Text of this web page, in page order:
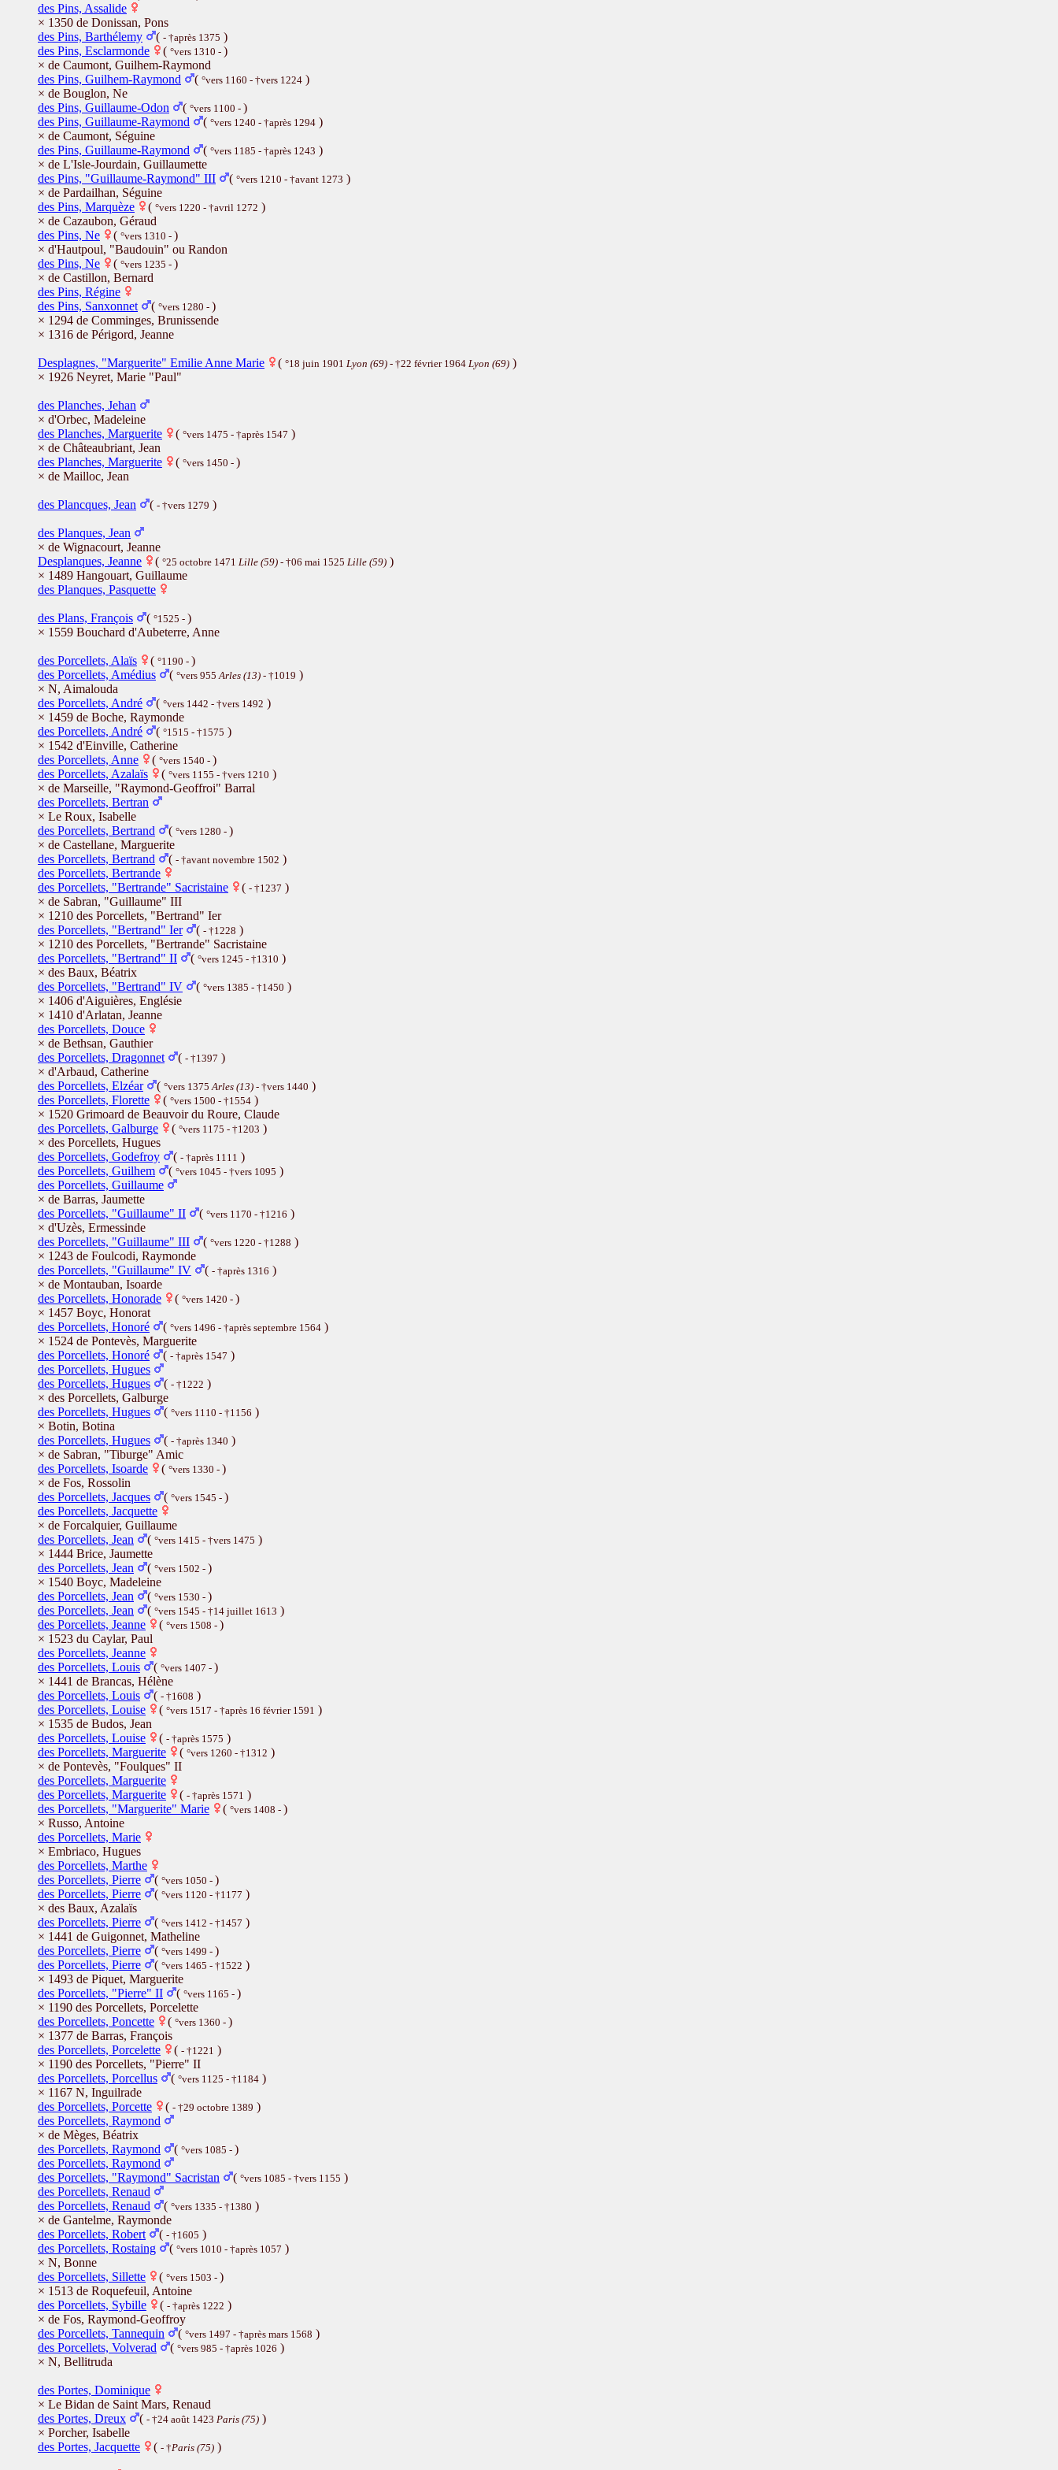
des Pins, Assalide
× 1350 de Donissan, Pons
des Pins, Barthélemy
( - †après 1375 )
des Pins, Esclarmonde
( °vers 1310 - )
× de Caumont, Guilhem-Raymond
des Pins, Guilhem-Raymond
( °vers 1160 - †vers 1224 )
× de Bouglon, Ne
des Pins, Guillaume-Odon
( °vers 1100 - )
des Pins, Guillaume-Raymond
( °vers 1240 - †après 1294 )
× de Caumont, Séguine
des Pins, Guillaume-Raymond
( °vers 1185 - †après 1243 )
× de L'Isle-Jourdain, Guillaumette
des Pins, "Guillaume-Raymond" III
( °vers 1210 - †avant 1273 )
× de Pardailhan, Séguine
des Pins, Marquèze
( °vers 1220 - †avril 1272 )
× de Cazaubon, Géraud
des Pins, Ne
( °vers 1310 - )
× d'Hautpoul, "Baudouin" ou Randon
des Pins, Ne
( °vers 1235 - )
× de Castillon, Bernard
des Pins, Régine
des Pins, Sanxonnet
( °vers 1280 - )
× 1294 de Comminges, Brunissende
× 1316 de Périgord, Jeanne
Desplagnes, "Marguerite" Emilie Anne Marie ( °18 juin 1901 Lyon (69) - †22 février 1964 Lyon (69) )
× 1926 Neyret, Marie "Paul"
des Planches, Jehan
× d'Orbec, Madeleine
des Planches, Marguerite
( °vers 1475 - †après 1547 )
× de Châteaubriant, Jean
des Planches, Marguerite
( °vers 1450 - )
× de Mailloc, Jean
des Plancques, Jean ( - †vers 1279 )
des Planques, Jean
× de Wignacourt, Jeanne
Desplanques, Jeanne
( °25 octobre 1471 Lille (59) - †06 mai 1525 Lille (59) )
× 1489 Hangouart, Guillaume
des Planques, Pasquette
des Plans, François ( °1525 - )
× 1559 Bouchard d'Aubeterre, Anne
des Porcellets, Alaïs ( °1190 - )
des Porcellets, Amédius
( °vers 955 Arles (13) - †1019 )
× N, Aimalouda
des Porcellets, André
( °vers 1442 - †vers 1492 )
× 1459 de Boche, Raymonde
des Porcellets, André
( °1515 - †1575 )
× 1542 d'Einville, Catherine
des Porcellets, Anne
( °vers 1540 - )
des Porcellets, Azalaïs
( °vers 1155 - †vers 1210 )
× de Marseille, "Raymond-Geoffroi" Barral
des Porcellets, Bertran
× Le Roux, Isabelle
des Porcellets, Bertrand
( °vers 1280 - )
× de Castellane, Marguerite
des Porcellets, Bertrand
( - †avant novembre 1502 )
des Porcellets, Bertrande
des Porcellets, "Bertrande" Sacristaine
( - †1237 )
× de Sabran, "Guillaume" III
× 1210 des Porcellets, "Bertrand" Ier
des Porcellets, "Bertrand" Ier
( - †1228 )
× 1210 des Porcellets, "Bertrande" Sacristaine
des Porcellets, "Bertrand" II
( °vers 1245 - †1310 )
× des Baux, Béatrix
des Porcellets, "Bertrand" IV
( °vers 1385 - †1450 )
× 1406 d'Aiguières, Englésie
× 1410 d'Arlatan, Jeanne
des Porcellets, Douce
× de Bethsan, Gauthier
des Porcellets, Dragonnet
( - †1397 )
× d'Arbaud, Catherine
des Porcellets, Elzéar
( °vers 1375 Arles (13) - †vers 1440 )
des Porcellets, Florette
( °vers 1500 - †1554 )
× 1520 Grimoard de Beauvoir du Roure, Claude
des Porcellets, Galburge
( °vers 1175 - †1203 )
× des Porcellets, Hugues
des Porcellets, Godefroy
( - †après 1111 )
des Porcellets, Guilhem
( °vers 1045 - †vers 1095 )
des Porcellets, Guillaume
× de Barras, Jaumette
des Porcellets, "Guillaume" II
( °vers 1170 - †1216 )
× d'Uzès, Ermessinde
des Porcellets, "Guillaume" III
( °vers 1220 - †1288 )
× 1243 de Foulcodi, Raymonde
des Porcellets, "Guillaume" IV
( - †après 1316 )
× de Montauban, Isoarde
des Porcellets, Honorade
( °vers 1420 - )
× 1457 Boyc, Honorat
des Porcellets, Honoré
( °vers 1496 - †après septembre 1564 )
× 1524 de Pontevès, Marguerite
des Porcellets, Honoré
( - †après 1547 )
des Porcellets, Hugues
des Porcellets, Hugues
( - †1222 )
× des Porcellets, Galburge
des Porcellets, Hugues
( °vers 1110 - †1156 )
× Botin, Botina
des Porcellets, Hugues
( - †après 1340 )
× de Sabran, "Tiburge" Amic
des Porcellets, Isoarde
( °vers 1330 - )
× de Fos, Rossolin
des Porcellets, Jacques
( °vers 1545 - )
des Porcellets, Jacquette
× de Forcalquier, Guillaume
des Porcellets, Jean
( °vers 1415 - †vers 1475 )
× 1444 Brice, Jaumette
des Porcellets, Jean
( °vers 1502 - )
× 1540 Boyc, Madeleine
des Porcellets, Jean
( °vers 1530 - )
des Porcellets, Jean
( °vers 1545 - †14 juillet 1613 )
des Porcellets, Jeanne
( °vers 1508 - )
× 1523 du Caylar, Paul
des Porcellets, Jeanne
des Porcellets, Louis
( °vers 1407 - )
× 1441 de Brancas, Hélène
des Porcellets, Louis
( - †1608 )
des Porcellets, Louise
( °vers 1517 - †après 16 février 1591 )
× 1535 de Budos, Jean
des Porcellets, Louise
( - †après 1575 )
des Porcellets, Marguerite
( °vers 1260 - †1312 )
× de Pontevès, "Foulques" II
des Porcellets, Marguerite
des Porcellets, Marguerite
( - †après 1571 )
des Porcellets, "Marguerite" Marie
( °vers 1408 - )
× Russo, Antoine
des Porcellets, Marie
× Embriaco, Hugues
des Porcellets, Marthe
des Porcellets, Pierre
( °vers 1050 - )
des Porcellets, Pierre
( °vers 1120 - †1177 )
× des Baux, Azalaïs
des Porcellets, Pierre
( °vers 1412 - †1457 )
× 1441 de Guigonnet, Matheline
des Porcellets, Pierre
( °vers 1499 - )
des Porcellets, Pierre
( °vers 1465 - †1522 )
× 1493 de Piquet, Marguerite
des Porcellets, "Pierre" II
( °vers 1165 - )
× 1190 des Porcellets, Porcelette
des Porcellets, Poncette
( °vers 1360 - )
× 1377 de Barras, François
des Porcellets, Porcelette
( - †1221 )
× 1190 des Porcellets, "Pierre" II
des Porcellets, Porcellus
( °vers 1125 - †1184 )
× 1167 N, Inguilrade
des Porcellets, Porcette
( - †29 octobre 1389 )
des Porcellets, Raymond
× de Mèges, Béatrix
des Porcellets, Raymond
( °vers 1085 - )
des Porcellets, Raymond
des Porcellets, "Raymond" Sacristan
( °vers 1085 - †vers 1155 )
des Porcellets, Renaud
des Porcellets, Renaud
( °vers 1335 - †1380 )
× de Gantelme, Raymonde
des Porcellets, Robert
( - †1605 )
des Porcellets, Rostaing
( °vers 1010 - †après 1057 )
× N, Bonne
des Porcellets, Sillette
( °vers 1503 - )
× 1513 de Roquefeuil, Antoine
des Porcellets, Sybille
( - †après 1222 )
× de Fos, Raymond-Geoffroy
des Porcellets, Tannequin
( °vers 1497 - †après mars 1568 )
des Porcellets, Volverad
( °vers 985 - †après 1026 )
× N, Bellitruda
des Portes, Dominique
× Le Bidan de Saint Mars, Renaud
des Portes, Dreux
( - †24 août 1423 Paris (75) )
× Porcher, Isabelle
des Portes, Jacquette
( - †Paris (75) )